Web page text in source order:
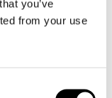
you’ve
from your use
GMS